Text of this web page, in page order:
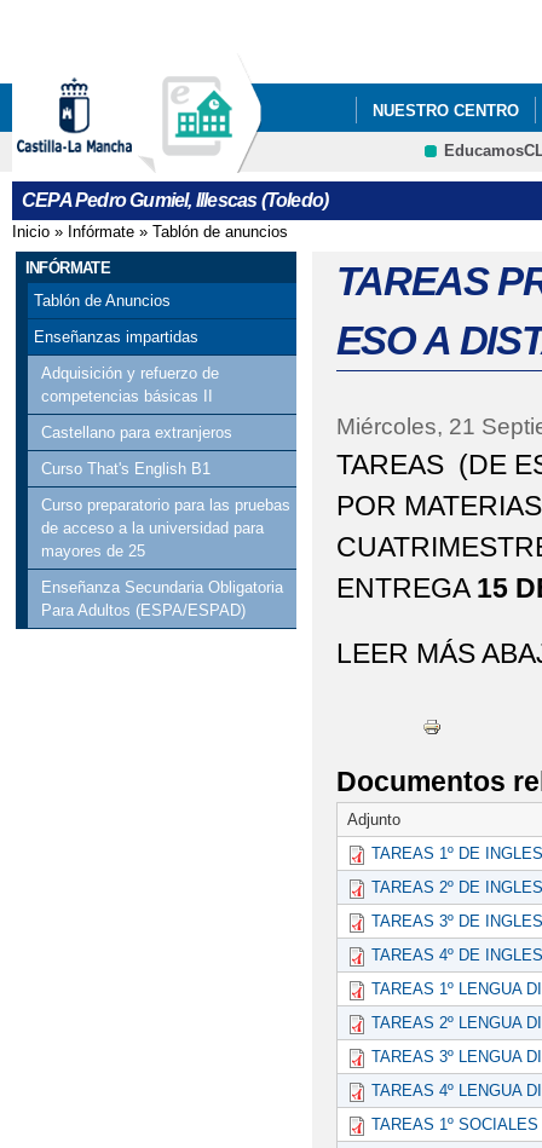
NUESTRO CENTRO
COMIENZO DE
CEPA Pedro Gumiel, Illescas (Toledo)
Se encuentra usted aquí
Inicio » Infórmate » Tablón de anuncios
INFÓRMATE
Tablón de Anuncios
Enseñanzas impartidas
Adquisición y refuerzo de
competencias básicas II
Castellano para extranjeros
Curso That's English B1
Curso preparatorio para las pruebas
de acceso a la universidad para
mayores de 25
Enseñanza Secundaria Obligatoria
Para Adultos (ESPA/ESPAD)
TAREAS
ESO A
Miércoles, 21
TAREAS (DE
POR
ENTREGA 15
LEER MÁS
Documentos
Adjunto
TAREAS 1º DE
TAREAS 2º DE
TAREAS 3º DE
TAREAS 4º DE
TAREAS 1º LENGUA
TAREAS 2º LENGUA
TAREAS 3º LENGUA
TAREAS 4º LENGUA
TAREAS 1º